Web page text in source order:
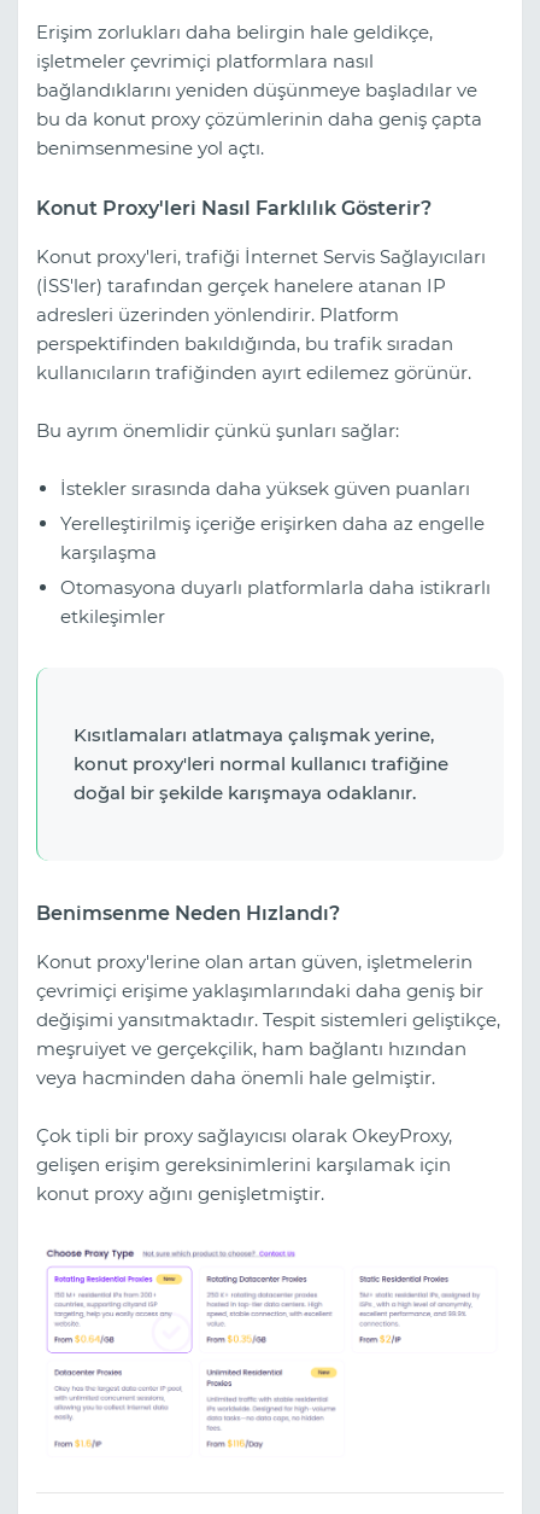
Erişim zorlukları daha belirgin hale geldikçe,
işletmeler çevrimiçi platformlara nasıl
bağlandıklarını yeniden düşünmeye başladılar ve
bu da konut proxy çözümlerinin daha geniş çapta
benimsenmesine yol açtı.
Konut Proxy'leri Nasıl Farklılık Gösterir?
Konut proxy'leri, trafiği İnternet Servis Sağlayıcıları
(İSS'ler) tarafından gerçek hanelere atanan IP
adresleri üzerinden yönlendirir. Platform
perspektifinden bakıldığında, bu trafik sıradan
kullanıcıların trafiğinden ayırt edilemez görünür.
Bu ayrım önemlidir çünkü şunları sağlar:
İstekler sırasında daha yüksek güven puanları
Yerelleştirilmiş içeriğe erişirken daha az engelle
karşılaşma
Otomasyona duyarlı platformlarla daha istikrarlı
etkileşimler
Kısıtlamaları atlatmaya çalışmak yerine,
konut proxy'leri normal kullanıcı trafiğine
doğal bir şekilde karışmaya odaklanır.
Benimsenme Neden Hızlandı?
Konut proxy'lerine olan artan güven, işletmelerin
çevrimiçi erişime yaklaşımlarındaki daha geniş bir
değişimi yansıtmaktadır. Tespit sistemleri geliştikçe,
meşruiyet ve gerçekçilik, ham bağlantı hızından
veya hacminden daha önemli hale gelmiştir.
Çok tipli bir proxy sağlayıcısı olarak OkeyProxy,
gelişen erişim gereksinimlerini karşılamak için
konut proxy ağını genişletmiştir.